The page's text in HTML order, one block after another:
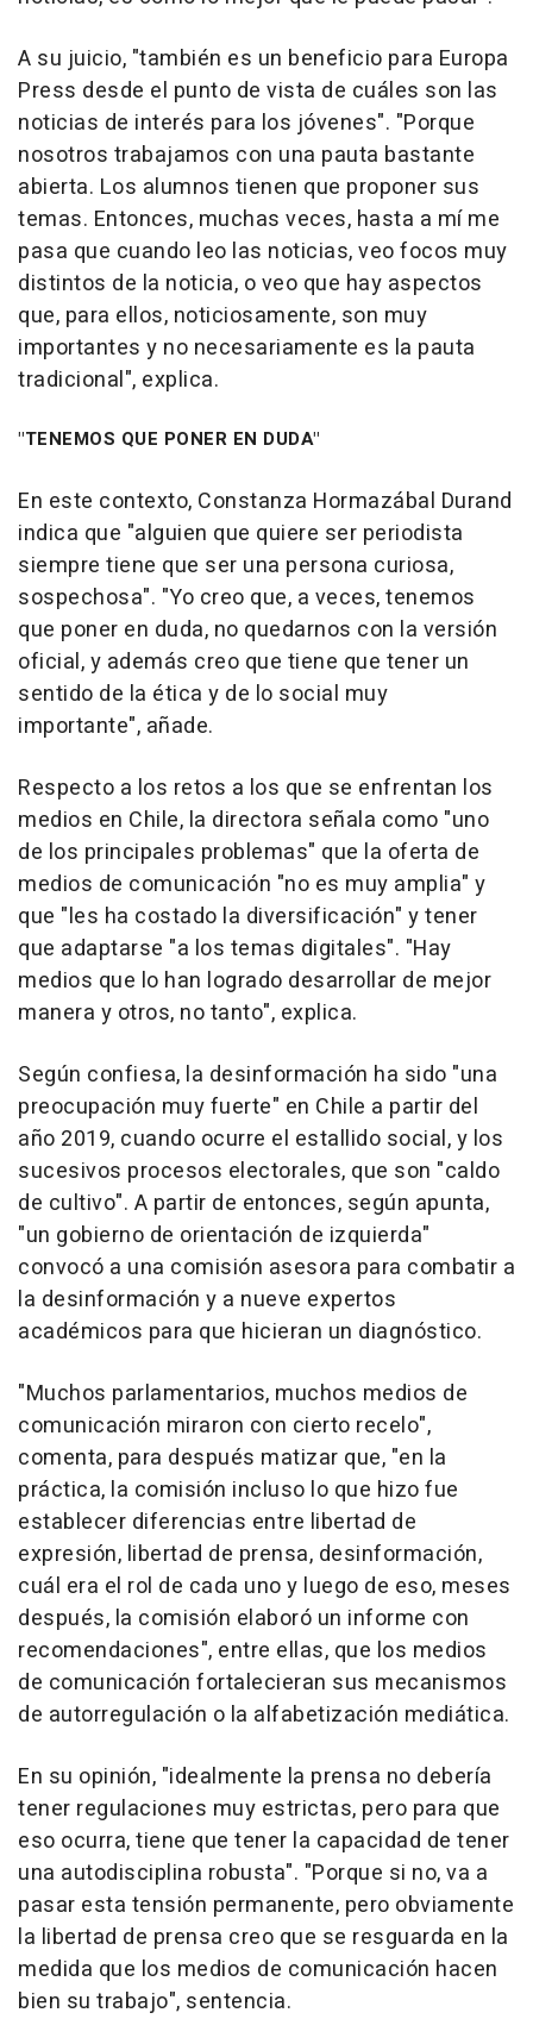
A su juicio, "también es un beneficio para Europa
Press desde el punto de vista de cuáles son las
noticias de interés para los jóvenes". "Porque
nosotros trabajamos con una pauta bastante
abierta. Los alumnos tienen que proponer sus
temas. Entonces, muchas veces, hasta a mí me
pasa que cuando leo las noticias, veo focos muy
distintos de la noticia, o veo que hay aspectos
que, para ellos, noticiosamente, son muy
importantes y no necesariamente es la pauta
tradicional", explica.
"TENEMOS QUE PONER EN DUDA"
En este contexto, Constanza Hormazábal Durand
indica que "alguien que quiere ser periodista
siempre tiene que ser una persona curiosa,
sospechosa". "Yo creo que, a veces, tenemos
que poner en duda, no quedarnos con la versión
oficial, y además creo que tiene que tener un
sentido de la ética y de lo social muy
importante", añade.
Respecto a los retos a los que se enfrentan los
medios en Chile, la directora señala como "uno
de los principales problemas" que la oferta de
medios de comunicación "no es muy amplia" y
que "les ha costado la diversificación" y tener
que adaptarse "a los temas digitales". "Hay
medios que lo han logrado desarrollar de mejor
manera y otros, no tanto", explica.
Según confiesa, la desinformación ha sido "una
preocupación muy fuerte" en Chile a partir del
año 2019, cuando ocurre el estallido social, y los
sucesivos procesos electorales, que son "caldo
de cultivo". A partir de entonces, según apunta,
"un gobierno de orientación de izquierda"
convocó a una comisión asesora para combatir a
la desinformación y a nueve expertos
académicos para que hicieran un diagnóstico.
"Muchos parlamentarios, muchos medios de
comunicación miraron con cierto recelo",
comenta, para después matizar que, "en la
práctica, la comisión incluso lo que hizo fue
establecer diferencias entre libertad de
expresión, libertad de prensa, desinformación,
cuál era el rol de cada uno y luego de eso, meses
después, la comisión elaboró un informe con
recomendaciones", entre ellas, que los medios
de comunicación fortalecieran sus mecanismos
de autorregulación o la alfabetización mediática.
En su opinión, "idealmente la prensa no debería
tener regulaciones muy estrictas, pero para que
eso ocurra, tiene que tener la capacidad de tener
una autodisciplina robusta". "Porque si no, va a
pasar esta tensión permanente, pero obviamente
la libertad de prensa creo que se resguarda en la
medida que los medios de comunicación hacen
bien su trabajo", sentencia.